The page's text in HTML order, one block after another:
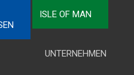
ISLE OF MAN
UNTERNEHMEN